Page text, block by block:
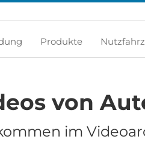
Produkte
von
im